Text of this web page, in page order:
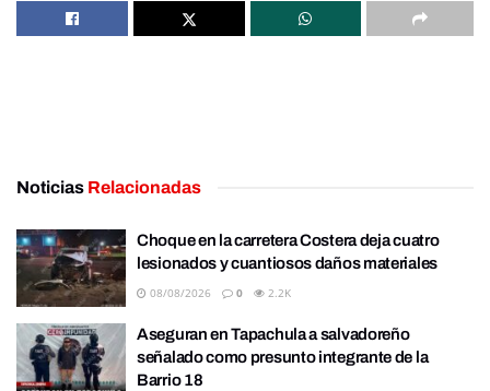
Noticias Relacionadas
Choque en la carretera Costera deja cuatro
lesionados y cuantiosos daños materiales
08/08/2026 0 2.2K
Aseguran en Tapachula a salvadoreño
señalado como presunto integrante de la
Barrio 18